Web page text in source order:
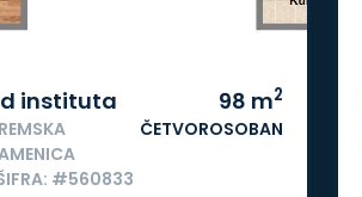
instituta
#560833
98 m2
ČETVOROSOBAN